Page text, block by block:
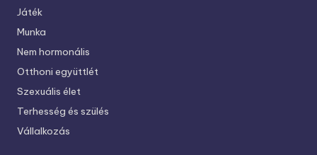
Játék
Munka
Nem hormonális
Otthoni együttlét
Szexuális élet
Terhesség és szülés
Vállalkozás